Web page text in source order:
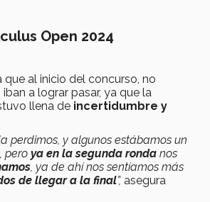
Open 2024
al inicio del concurso, no
iban a lograr pasar, ya que la
llena de incertidumbre y
perdimos, y algunos estábamos un
pero ya en la segunda ronda nos
, ya de ahí nos sentíamos más
de llegar a la final”, asegura